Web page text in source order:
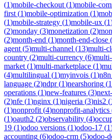
(1)mobile-checkout (1)mobile-
first (1)mobile-optimization (1)
(1)mobile-strategy (1)mobile-ux (1
(2)monday (3)monetization (2)
(2)month-end (1)month-end-close (
agent (5)multi-channel (13)multi-
country (2)multi-currency (6)
market (1)multi-marketplace (1)
(4)multilingual (1)myinvois (1)n8n
language (2)ndpr(1)nearshoring (1
operations (1)new-features (3)
(2)nfe (1)nginx (1)nigeria (3)nis2 (
(1)nonprofit (4)nonprofit-analytics
(1)oauth2 (2)observability (4)
19 (1)odoo versions (1)odoo-17 (1
accounting (6)odoo-crm (5)odoo-